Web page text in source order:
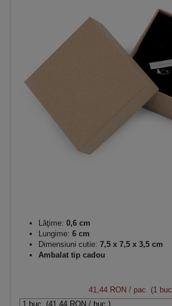
Lăţime: 0,6 cm
Lungime: 6 cm
Dimensiuni cutie: 7,5 x 7,5 x 3,5 cm
Ambalat tip cadou
41,44 RON/ pac. (1